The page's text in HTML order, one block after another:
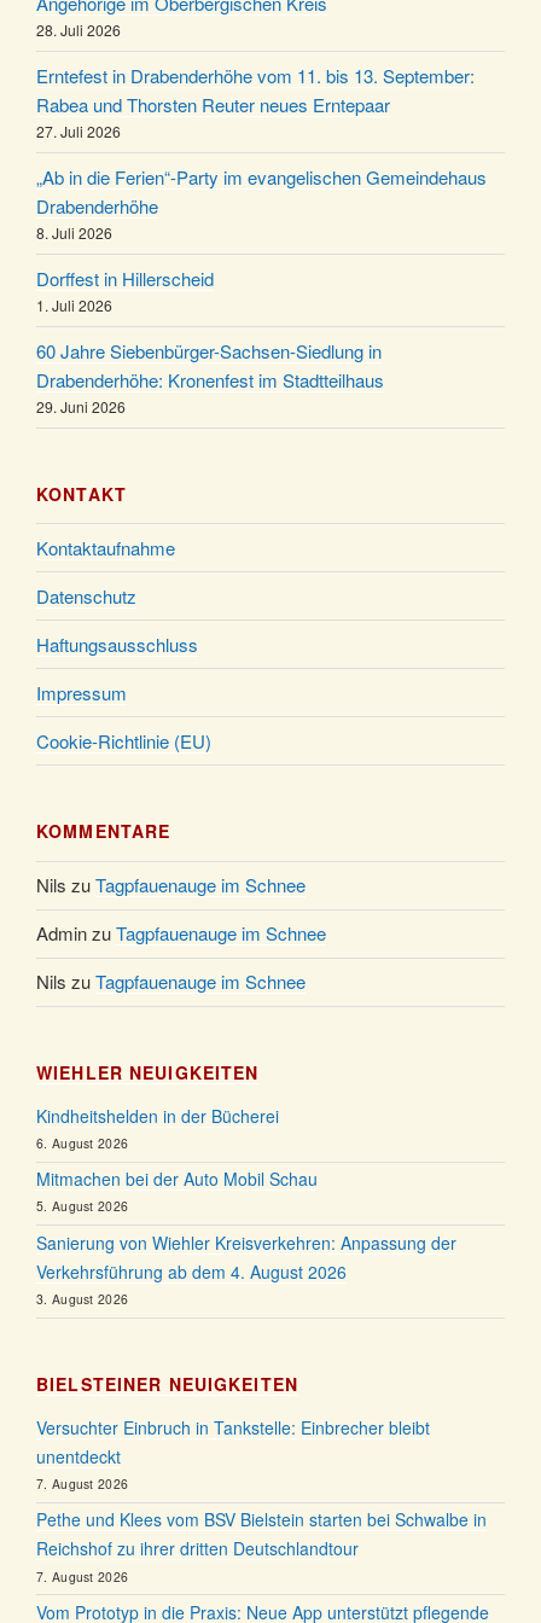
11.12.
Puer-Natus weihnachtliches Brauchtum am
Robert-Gassner-Hof um 17:00 Uhr
19.12.
Kinderbibeltag im Ev. Gemeindehaus von 10-12
Uhr
20.12.
Weihnachts-Konzert des Honterus Chors in der
Kirche um 17:00 Uhr
24.12.
Familiengottesdienst mit Krippenspiel im Ev.
Gemeindehaus um 15:00 Uhr
24.12. Familiengottesdienst in der FeG um 16 Uhr
24.12.
Weihnachtsgottesdienst in der Kirche um 15:00
Uhr
24.12.
Weihnachtsgottesdienst in der Kirche um 18:00
Uhr
Christmette mit der ev. Jugend in der Kirche um
31.12.
Gottesdienst zu Silvester in der Kirche um 18:00
Uhr
28. Juli 2026
Erntefest in Drabenderhöhe vom 11. bis 13. September:
Rabea und Thorsten Reuter neues Erntepaar
27. Juli 2026
„Ab in die Ferien“-Party im evangelischen Gemeindehaus
Drabenderhöhe
8. Juli 2026
Dorffest in Hillerscheid
1. Juli 2026
60 Jahre Siebenbürger-Sachsen-Siedlung in
Drabenderhöhe: Kronenfest im Stadtteilhaus
29. Juni 2026
KONTAKT
Kontaktaufnahme
Datenschutz
Haftungsausschluss
Impressum
Cookie-Richtlinie (EU)
KOMMENTARE
Nils zuTagpfauenauge im Schnee
AdminzuTagpfauenauge im Schnee
Nils zuTagpfauenauge im Schnee
WIEHLER NEUIGKEITEN
Kindheitshelden in der Bücherei
6. August 2026
Mitmachen bei der Auto Mobil Schau
5. August 2026
Sanierung von Wiehler Kreisverkehren: Anpassung der
Verkehrsführung ab dem 4. August 2026
3. August 2026
BIELSTEINER NEUIGKEITEN
Versuchter Einbruch in Tankstelle: Einbrecher bleibt
unentdeckt
7. August 2026
Pethe und Klees vom BSV Bielstein starten bei Schwalbe in
Reichshof zu ihrer dritten Deutschlandtour
7. August 2026
Vom Prototyp in die Praxis: Neue App unterstützt pflegende